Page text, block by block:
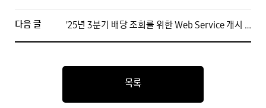
다음 글 '25년 3분기 배당 조회를 위한 Web Service 개시 예정일 안내('25/11/12~)
목록